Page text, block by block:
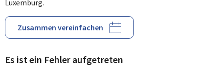
Luxemburg.
Zusammen vereinfachen
Es ist ein Fehler aufgetreten